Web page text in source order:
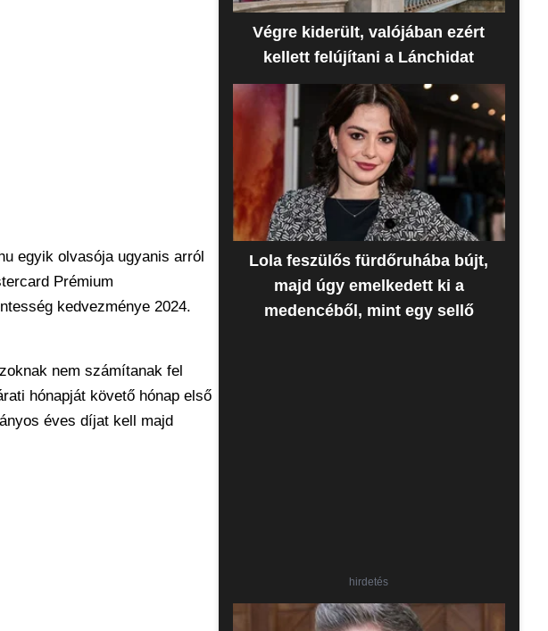
egyik olvasója ugyanis arról
Prémium
kedvezménye 2024.
nem számítanak fel
hónapját követő hónap első
éves díjat kell majd
Végre kiderült, valójában ezért
kellett felújítani a Lánchidat
Lola feszülős fürdőruhába bújt,
majd úgy emelkedett ki a
medencéből, mint egy sellő
hirdetés